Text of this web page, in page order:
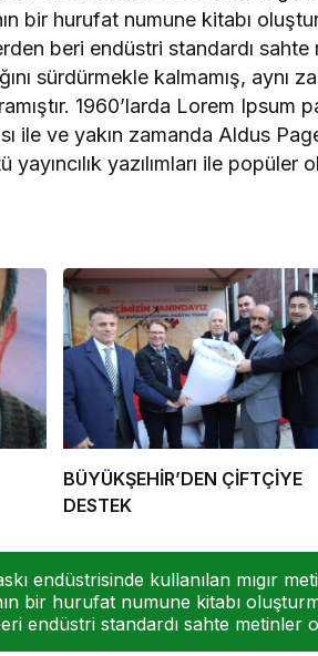
bir hurufat numune kitabı
beri endüstri standardı sahte
sürdürmekle kalmamış, aynı
1960’larda Lorem Ipsum
ile ve yakın zamanda Aldus
yazılımları ile popüler
BÜYÜKŞEHİR’DEN ÇİFTÇİYE
DESTEK
endüstrisinde kullanılan mıgır
bir hurufat numune kitabı
endüstri standardı sahte metinler